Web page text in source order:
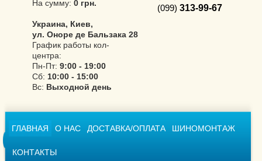
На сумму: 0 грн.
Украина, Киев,
ул. Оноре де Бальзака 28
График работы кол-
центра:
Пн-Пт: 9:00 - 19:00
Сб: 10:00 - 15:00
Вс: Выходной день
(099) 313-99-67
ГЛАВНАЯ О НАС ДОСТАВКА/ОПЛАТА ШИНОМОНТАЖ
КОНТАКТЫ